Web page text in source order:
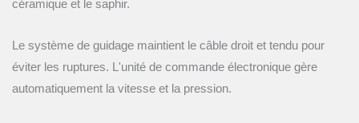
céramique et le saphir.
Le système de guidage maintient le câble droit et tendu pour
éviter les ruptures. L'unité de commande électronique gère
automatiquement la vitesse et la pression.